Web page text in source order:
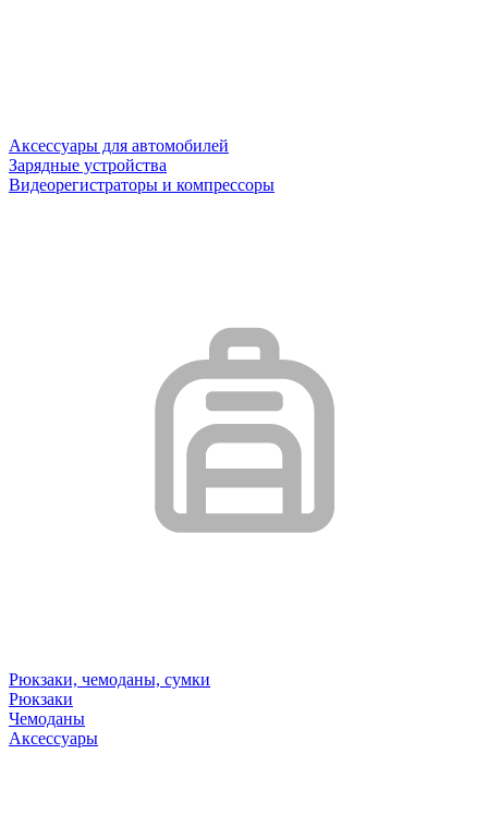
Аксессуары для автомобилей
Зарядные устройства
Видеорегистраторы и компрессоры
Рюкзаки, чемоданы, сумки
Рюкзаки
Чемоданы
Аксессуары